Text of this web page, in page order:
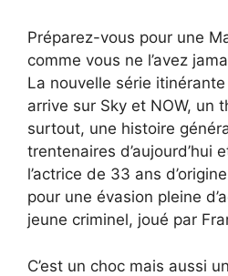
Préparez-vous pour une
comme vous ne l’avez
La nouvelle série itinérante
arrive sur Sky et NOW, un
surtout, une histoire
trentenaires d’aujourd’hui
l’actrice de 33 ans
pour une évasion pleine
jeune criminel, joué par
C’est un choc mais aussi